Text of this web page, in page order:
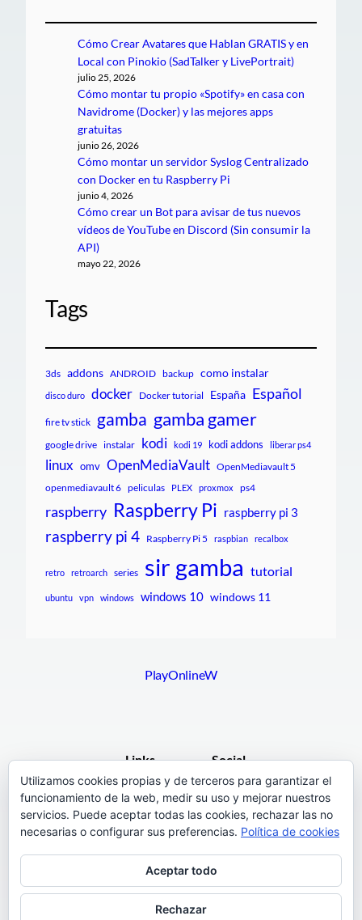
Cómo Crear Avatares que Hablan GRATIS y en
Local con Pinokio (SadTalker y LivePortrait)
julio 25, 2026
Cómo montar tu propio «Spotify» en casa con
Navidrome (Docker) y las mejores apps
gratuitas
junio 26, 2026
Cómo montar un servidor Syslog Centralizado
con Docker en tu Raspberry Pi
junio 4, 2026
Cómo crear un Bot para avisar de tus nuevos
vídeos de YouTube en Discord (Sin consumir la
API)
mayo 22, 2026
Tags
3ds addons ANDROID backup como instalar
disco duro docker Docker tutorial España Español
fire tv stick gamba gamba gamer
google drive instalar kodi kodi 19 kodi addons liberar ps4
linux omv OpenMediaVault OpenMediavault 5
openmediavault 6 peliculas PLEX proxmox ps4
raspberry Raspberry Pi raspberry pi 3
raspberry pi 4 Raspberry Pi 5 raspbian recalbox
retro retroarch series sir gamba tutorial
ubuntu vpn windows windows 10 windows 11
PlayOnlineW
Pages
Links
F.A.Q.
Terms and Conditions
Support
Social
Facebook
Instagram
Twitter
Utilizamos cookies propias y de terceros para garantizar el
funcionamiento de la web, medir su uso y mejorar nuestros
servicios. Puede aceptar todas las cookies, rechazar las no
necesarias o configurar sus preferencias. Política de cookies
Aceptar todo
Rechazar